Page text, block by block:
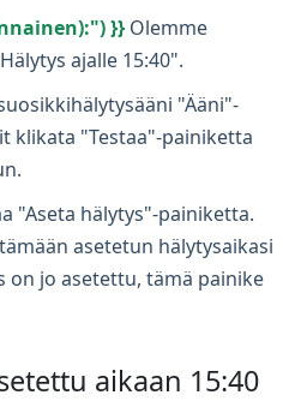
}} Olemme
ajalle 15:40".
"Ääni"-
klikata "Testaa"-painiketta
"Aseta hälytys"-painiketta.
asetetun hälytysaikasi
on jo asetettu, tämä painike
aikaan 15:40